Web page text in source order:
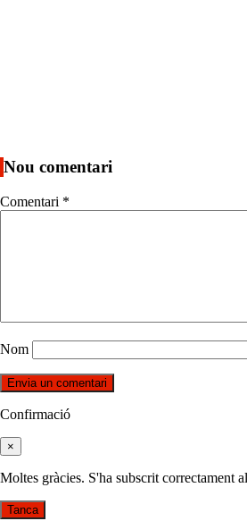
Nou comentari
Comentari *
Nom
Confirmació
×
Moltes gràcies. S'ha subscrit correctament
Tanca